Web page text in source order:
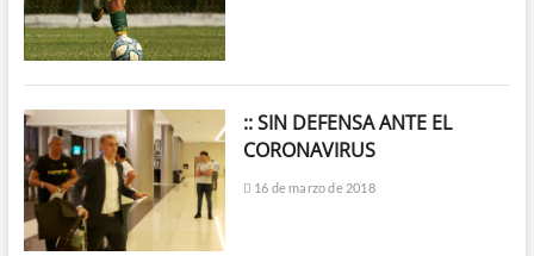
:: SIN DEFENSA ANTE EL
CORONAVIRUS
16 de marzo de 2018